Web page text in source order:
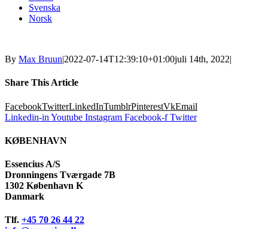
Svenska
Norsk
By Max Bruun|2022-07-14T12:39:10+01:00juli 14th, 2022|
Share This Article
FacebookTwitterLinkedInTumblrPinterestVkEmail
Linkedin-in Youtube Instagram Facebook-f Twitter
KØBENHAVN
Essencius A/S
Dronningens Tværgade 7B
1302 København K
Danmark
Tlf. +45 70 26 44 22